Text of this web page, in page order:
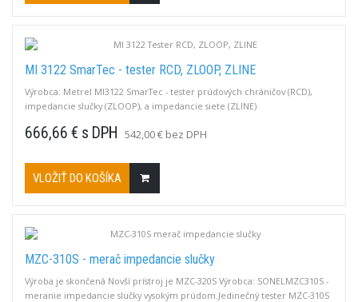
MI 3122 SmarTec - tester RCD, ZLOOP, ZLINE
Výrobca: Metrel MI3122 SmarTec - tester prúdových chráničov (RCD),
impedancie slučky (ZLOOP), a impedancie siete (ZLINE)
666,66 € s DPH 542,00 € bez DPH
VLOŽIŤ DO KOŠÍKA
MZC-310S - merač impedancie slučky
Výroba je skončená Novší prístroj je MZC-320S Výrobca: SONELMZC310S -
meranie impedancie slučky vysokým prúdom.Jedinečný tester MZC-310S